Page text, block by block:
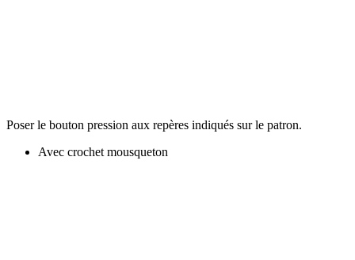
Poser le bouton pression aux repères indiqués sur le patron.
Avec crochet mousqueton